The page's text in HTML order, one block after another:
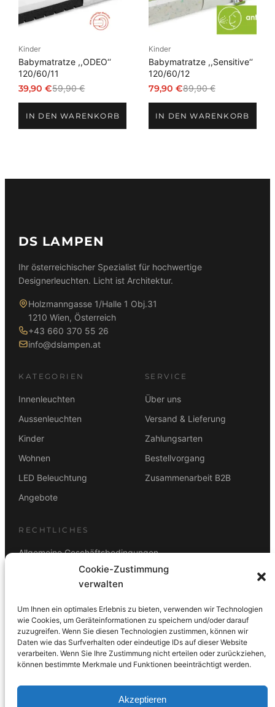
Cookie-Zustimmung
verwalten
Um Ihnen ein optimales Erlebnis zu bieten, verwenden wir Technologien
wie Cookies, um Geräteinformationen zu speichern und/oder darauf
zuzugreifen. Wenn Sie diesen Technologien zustimmen, können wir
Daten wie das Surfverhalten oder eindeutige IDs auf dieser Website
verarbeiten. Wenn Sie Ihre Zustimmung nicht erteilen oder zurückziehen,
können bestimmte Merkmale und Funktionen beeinträchtigt werden.
Akzeptieren
Kinder
Babymatratze ,,ODEO‘‘
120/60/11
59,90€
Ursprünglicher
war:
39,90€
Aktueller
ist:IN DEN WARENKORB
Kinder
Babymatratze ,,Sensitive‘‘
120/60/12
89,90€
Ursprünglicher
war:
79,90 €
Aktueller
ist:IN DEN WARENKORB
DS LAMPEN
Ihr österreichischer Spezialist für hochwertige
Designerleuchten. Licht ist Architektur.
Holzmanngasse 1/Halle 1 Obj.31
1210 Wien, Österreich
+43 660 370 55 26
info@dslampen.at
KATEGORIEN
Innenleuchten
Aussenleuchten
Kinder
Wohnen
LED Beleuchtung
Angebote
SERVICE
Über uns
Versand & Lieferung
Zahlungsarten
Bestellvorgang
Zusammenarbeit B2B
RECHTLICHES
Allgemeine Geschäftsbedingungen
Rücktrittsbelehrung
ZAHLUNGSARTEN
Vorkasse Visa Mastercard Link PayPal
G-Pay